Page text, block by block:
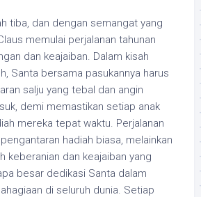
tiba, dan dengan semangat yang
memulai perjalanan tahunan
dan keajaiban. Dalam kisah
Santa bersama pasukannya harus
salju yang tebal dan angin
demi memastikan setiap anak
mereka tepat waktu. Perjalanan
hadiah biasa, melainkan
keberanian dan keajaiban yang
besar dedikasi Santa dalam
di seluruh dunia. Setiap